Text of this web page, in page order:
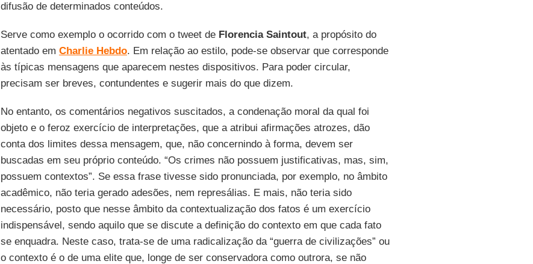
difusão de determinados conteúdos.
Serve como exemplo o ocorrido com o tweet de Florencia Saintout, a propósito do
atentado em Charlie Hebdo. Em relação ao estilo, pode-se observar que corresponde
às típicas mensagens que aparecem nestes dispositivos. Para poder circular,
precisam ser breves, contundentes e sugerir mais do que dizem.
No entanto, os comentários negativos suscitados, a condenação moral da qual foi
objeto e o feroz exercício de interpretações, que a atribui afirmações atrozes, dão
conta dos limites dessa mensagem, que, não concernindo à forma, devem ser
buscadas em seu próprio conteúdo. “Os crimes não possuem justificativas, mas, sim,
possuem contextos”. Se essa frase tivesse sido pronunciada, por exemplo, no âmbito
acadêmico, não teria gerado adesões, nem represálias. E mais, não teria sido
necessário, posto que nesse âmbito da contextualização dos fatos é um exercício
indispensável, sendo aquilo que se discute a definição do contexto em que cada fato
se enquadra. Neste caso, trata-se de uma radicalização da “guerra de civilizações” ou
o contexto é o de uma elite que, longe de ser conservadora como outrora, se não